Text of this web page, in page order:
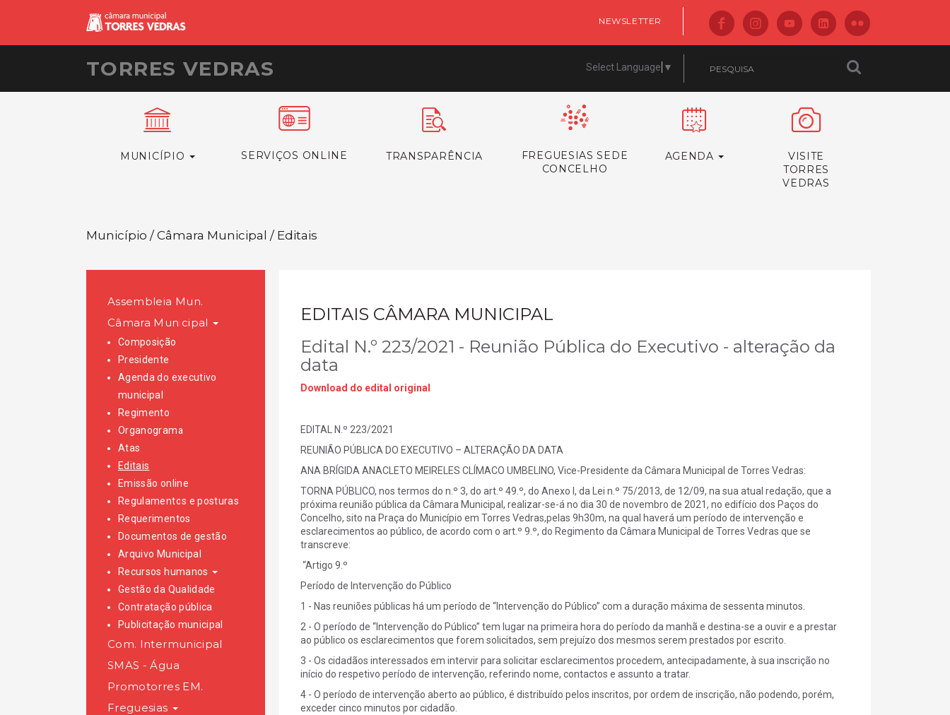
NEWSLETTER
TORRES VEDRAS Select Language ▼
MUNICÍPIO SERVIÇOS ONLINE TRANSPARÊNCIA
FREGUESIAS SEDE
CONCELHO
AGENDA
VISITE
TORRES
VEDRAS
Município / Câmara Municipal / Editais
Assembleia Mun.
Câmara Municipal
Composição
Presidente
Agenda do executivo
municipal
Regimento
Organograma
Atas
Editais
Emissão online
Regulamentos e posturas
Requerimentos
Documentos de gestão
Arquivo Municipal
Recursos humanos
Gestão da Qualidade
Contratação pública
Publicitação municipal
Com. Intermunicipal
SMAS - Água
Promotorres EM.
Freguesias
EDITAIS CÂMARA MUNICIPAL
Edital N.º 223/2021 - Reunião Pública do Executivo - alteração da
data
Download do edital original
EDITAL N.º 223/2021
REUNIÃO PÚBLICA DO EXECUTIVO – ALTERAÇÃO DA DATA
ANA BRÍGIDA ANACLETO MEIRELES CLÍMACO UMBELINO, Vice-Presidente da Câmara Municipal de Torres Vedras:
TORNA PÚBLICO, nos termos do n.º 3, do art.º 49.º, do Anexo I, da Lei n.º 75/2013, de 12/09, na sua atual redação, que a
próxima reunião pública da Câmara Municipal, realizar-se-á no dia 30 de novembro de 2021, no edifício dos Paços do
Concelho, sito na Praça do Município em Torres Vedras,pelas 9h30m, na qual haverá um período de intervenção e
esclarecimentos ao público, de acordo com o art.º 9.º, do Regimento da Câmara Municipal de Torres Vedras que se
transcreve:
“Artigo 9.º
Período de Intervenção do Público
1 - Nas reuniões públicas há um período de “Intervenção do Público” com a duração máxima de sessenta minutos.
2 - O período de “Intervenção do Público” tem lugar na primeira hora do período da manhã e destina-se a ouvir e a prestar
ao público os esclarecimentos que forem solicitados, sem prejuízo dos mesmos serem prestados por escrito.
3 - Os cidadãos interessados em intervir para solicitar esclarecimentos procedem, antecipadamente, à sua inscrição no
início do respetivo período de intervenção, referindo nome, contactos e assunto a tratar.
4 - O período de intervenção aberto ao público, é distribuído pelos inscritos, por ordem de inscrição, não podendo, porém,
exceder cinco minutos por cidadão.